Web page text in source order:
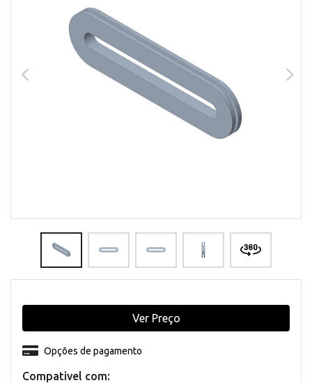
Compativel com:
Opções de pagamento
Ver Preço